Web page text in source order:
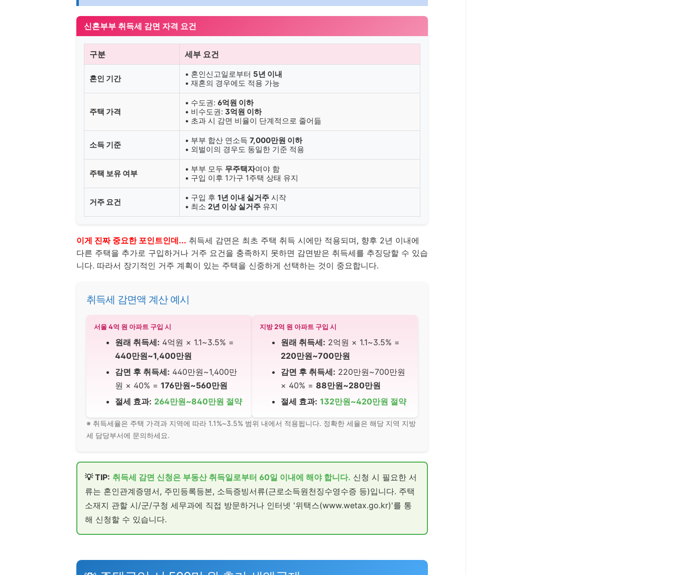
신혼부부 취득세 감면 자격 요건
구분 세부 요건
혼인 기간 • 혼인신고일로부터 5년 이내
• 재혼의 경우에도 적용 가능
주택 가격
• 수도권: 6억원 이하
• 비수도권: 3억원 이하
• 초과 시 감면 비율이 단계적으로 줄어듦
소득 기준 • 부부 합산 연소득 7,000만원 이하
• 외벌이의 경우도 동일한 기준 적용
주택 보유 여부 • 부부 모두 무주택자여야 함
• 구입 이후 1가구 1주택 상태 유지
거주 요건 • 구입 후 1년 이내 실거주 시작
• 최소 2년 이상 실거주 유지
이게 진짜 중요한 포인트인데... 취득세 감면은 최초 주택 취득 시에만 적용되며, 향후 2년 이내에
다른 주택을 추가로 구입하거나 거주 요건을 충족하지 못하면 감면받은 취득세를 추징당할 수 있습
니다. 따라서 장기적인 거주 계획이 있는 주택을 신중하게 선택하는 것이 중요합니다.
취득세 감면액 계산 예시
서울 4억 원 아파트 구입 시
원래 취득세: 4억원 × 1.1~3.5% =
440만원~1,400만원
감면 후 취득세: 440만원~1,400만
원 × 40% = 176만원~560만원
절세 효과: 264만원~840만원 절약
지방 2억 원 아파트 구입 시
원래 취득세: 2억원 × 1.1~3.5% =
220만원~700만원
감면 후 취득세: 220만원~700만원
× 40% = 88만원~280만원
절세 효과: 132만원~420만원 절약
※ 취득세율은 주택 가격과 지역에 따라 1.1%~3.5% 범위 내에서 적용됩니다. 정확한 세율은 해당 지역 지방
세 담당부서에 문의하세요.
💡 TIP: 취득세 감면 신청은 부동산 취득일로부터 60일 이내에 해야 합니다. 신청 시 필요한 서
류는 혼인관계증명서, 주민등록등본, 소득증빙서류(근로소득원천징수영수증 등)입니다. 주택
소재지 관할 시/군/구청 세무과에 직접 방문하거나 인터넷 '위택스(www.wetax.go.kr)'를 통
해 신청할 수 있습니다.